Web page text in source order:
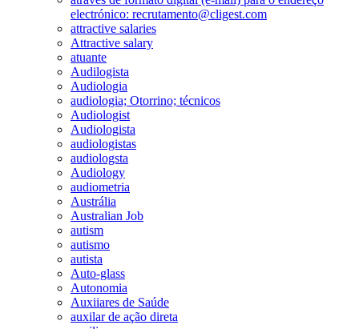
electrónico: recrutamento@cligest.com
attractive salaries
Attractive salary
atuante
Audilogista
Audiologia
audiologia; Otorrino; técnicos
Audiologist
Audiologista
audiologistas
audiologsta
Audiology
audiometria
Austrália
Australian Job
autism
autismo
autista
Auto-glass
Autonomia
Auxiiares de Saúde
auxilar de ação direta